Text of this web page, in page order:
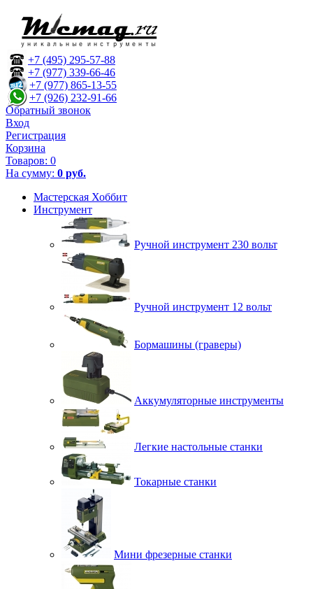
+7 (495) 295-57-88
+7 (977) 339-66-46
+7 (977) 865-13-55
+7 (926) 232-91-66
Обратный звонок
Вход
Регистрация
Корзина
Товаров: 0
На сумму: 0 руб.
Мастерская Хоббит
Инструмент
Ручной инструмент 230 вольт
Ручной инструмент 12 вольт
Бормашины (граверы)
Аккумуляторные инструменты
Легкие настольные станки
Токарные станки
Мини фрезерные станки